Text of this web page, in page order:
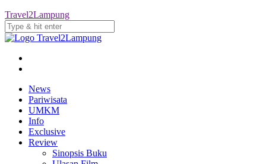
Travel2Lampung
News
Pariwisata
UMKM
Info
Exclusive
Review
Sinopsis Buku